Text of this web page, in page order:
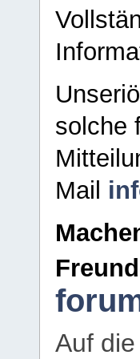
solche
Mail
Auf